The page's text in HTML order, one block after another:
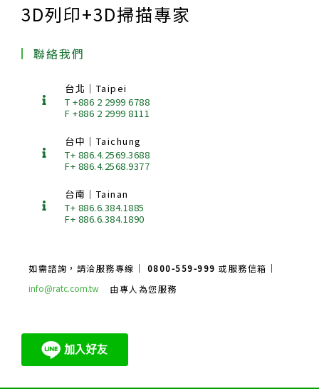
3D列印+3D掃描專家
聯絡我們
台北｜Taipei
T +886 2 2999 6788
F +886 2 2999 8111
台中｜Taichung
T+ 886.4.2569.3688
F+ 886.4.2568.9377
台南｜Tainan
T+ 886.6.384.1885
F+ 886.6.384.1890
如需諮詢，請洽服務專線｜ 0800-559-999 或服務信箱｜
info@ratc.com.tw
由專人為您服務